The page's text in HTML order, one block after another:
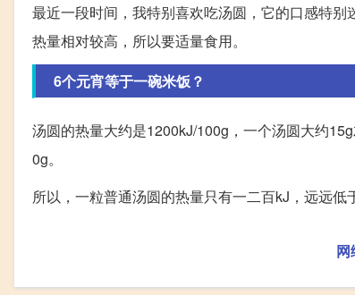
最近一段时间，我特别喜欢吃汤圆，它的口感特
热量相对较高，所以要适量食用。
6个元宵等于一碗米饭？
汤圆的热量大约是1200kJ/100g，一个汤圆大约
0g。
所以，一粒普通汤圆的热量只有一二百kJ，远远低
网